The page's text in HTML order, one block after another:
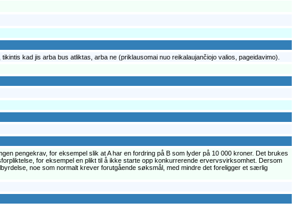
kad jis arba bus atliktas, arba ne (priklausomai nuo reikalaujančiojo valios, pageidavimo).
pengekrav, for eksempel slik at A har en fordring på B som lyder på 10 000 kroner. Det brukes
for eksempel en plikt til å ikke starte opp konkurrerende ervervsvirksomhet. Dersom
noe som normalt krever forutgående søksmål, med mindre det foreligger et særlig